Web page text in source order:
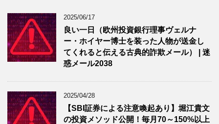
2025/06/17
良い一日（欧州投資銀行理事ヴェルナ
ー・ホイヤー博士を装った人物が送金し
てくれると伝える古典的詐欺メール） | 迷
惑メール2038
2025/04/28
【SBI証券による注意喚起あり】堀江貴文
の投資メソッド公開！毎月70～150%以上